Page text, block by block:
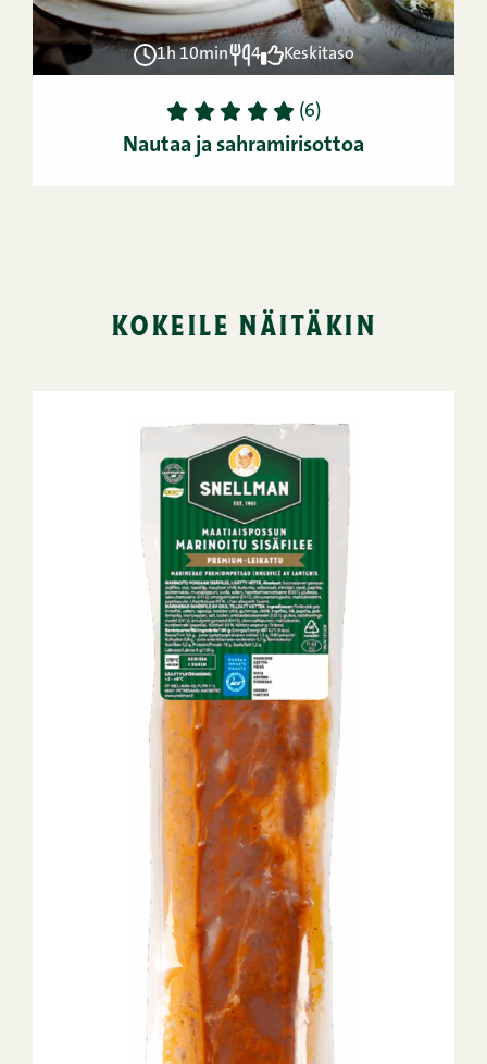
1h 10min 4 Keskitaso
1 2 3 4 5 (6)
Nautaa ja sahramirisottoa
kokeile näitäkin